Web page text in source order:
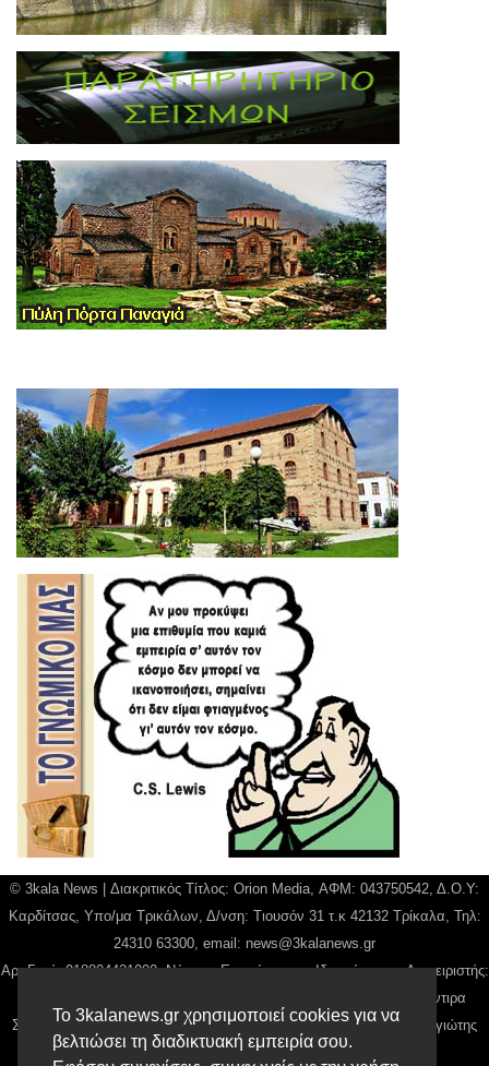
Το 3kalanews.gr χρησιμοποιεί cookies για να
βελτιώσει τη διαδικτυακή εμπειρία σου.
© 3kala News | Διακριτικός Τίτλος: Orion Media, ΑΦΜ: 043750542, Δ.Ο.Υ:
Καρδίτσας, Υπο/μα Τρικάλων, Δ/νση: Τιουσόν 31 τ.κ 42132 Τρίκαλα, Τηλ:
24310 63300, email: news@3kalanews.gr
Αρ. Γεμή: 018804431000, Νόμιμος Εκπρόσωπος, Ιδιοκτήτης και Διαχειριστής:
Παναγιώτης Φιλίππου, Διευθύντρια: Γιαννουσά Βασιλική, Διευθύντιρα
Σύνταξης: Μπαλαμπάνη Βασιλική. Δικαιούχος domain name Παναγιώτης
Φιλίππου